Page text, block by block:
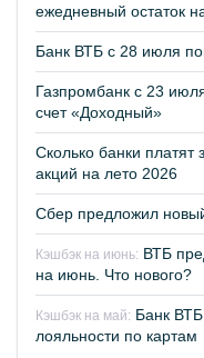
ежедневный остаток
Банк ВТБ с 28 июля
Газпромбанк с 23
счет «Доходный»
Сколько банки платят
акций на лето 2026
Сбер предложил
Кэшбэк на июнь: ВТБ
на июнь. Что нового?
Кэшбэк на май: Банк
лояльности по картам